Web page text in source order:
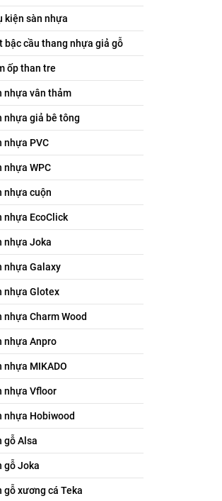
kiện sàn nhựa
bậc cầu thang nhựa giả gỗ
ốp than tre
nhựa vân thảm
nhựa giả bê tông
nhựa PVC
nhựa WPC
nhựa cuộn
nhựa EcoClick
nhựa Joka
nhựa Galaxy
nhựa Glotex
nhựa Charm Wood
nhựa Anpro
nhựa MIKADO
nhựa Vfloor
nhựa Hobiwood
gỗ Alsa
gỗ Joka
gỗ xương cá Teka